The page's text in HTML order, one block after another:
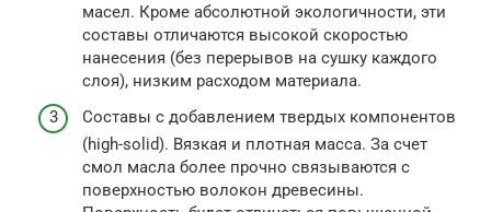
масел. Кроме абсолютной экологичности, эти
составы отличаются высокой скоростью
нанесения (без перерывов на сушку каждого
слоя), низким расходом материала.
Составы с добавлением твердых компонентов
(high-solid). Вязкая и плотная масса. За счет
смол масла более прочно связываются с
поверхностью волокон древесины.